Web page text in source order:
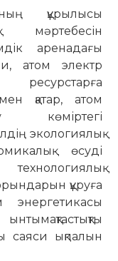
құрылысы
мәртебесін
аренадағы
атом электр
қатар, атом
көміртегі
экологиялық
өсуді
құруға
энергетикасы
саяси ықпалын